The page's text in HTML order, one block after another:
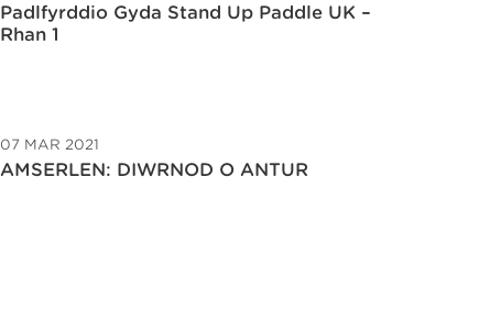
Padlfyrddio Gyda Stand Up Paddle UK –
Rhan 1
07 MAR 2021
AMSERLEN: DIWRNOD O ANTUR